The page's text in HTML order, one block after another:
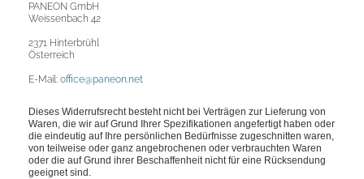
PANEON GmbH
Weissenbach 42
2371 Hinterbrühl
Österreich
E-Mail: office@paneon.net
Dieses Widerrufsrecht besteht nicht bei Verträgen zur Lieferung von
Waren, die wir auf Grund Ihrer Spezifikationen angefertigt haben oder
die eindeutig auf Ihre persönlichen Bedürfnisse zugeschnitten waren,
von teilweise oder ganz angebrochenen oder verbrauchten Waren
oder die auf Grund ihrer Beschaffenheit nicht für eine Rücksendung
geeignet sind.